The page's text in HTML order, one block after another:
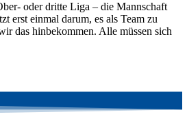
oder dritte Liga – die Mannschaft
erst einmal darum, es als Team zu
das hinbekommen. Alle müssen sich